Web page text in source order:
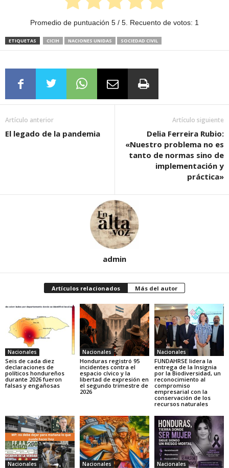
Promedio de puntuación 5 / 5. Recuento de votos: 1
ETIQUETAS CICIH NACIONES UNIDAS SOCIEDAD CIVIL
Artículo anterior
El legado de la pandemia
Artículo siguiente
Delia Ferreira Rubio:
«Nuestro problema no es
tanto de normas sino de
implementación y
práctica»
admin
Artículos relacionados Más del autor
Nacionales
Seis de cada diez
declaraciones de
políticos hondureños
durante 2026 fueron
falsas y engañosas
Nacionales
Honduras registró 95
incidentes contra el
espacio cívico y la
libertad de expresión en
el segundo trimestre de
2026
Nacionales
FUNDAHRSE lidera la
entrega de la Insignia
por la Biodiversidad, un
reconocimiento al
compromiso
empresarial con la
conservación de los
recursos naturales
Nacionales Nacionales Nacionales